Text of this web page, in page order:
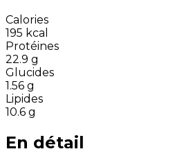
Calories
195 kcal
Protéines
22.9 g
Glucides
1.56 g
Lipides
10.6 g
En détail